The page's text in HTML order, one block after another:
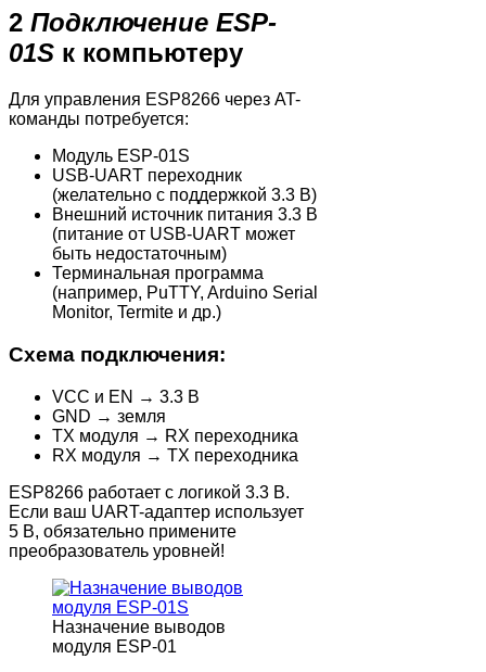
2 Подключение ESP-
01S к компьютеру
Для управления ESP8266 через AT-
команды потребуется:
Модуль ESP-01S
USB-UART переходник
(желательно с поддержкой 3.3 В)
Внешний источник питания 3.3 В
(питание от USB-UART может
быть недостаточным)
Терминальная программа
(например, PuTTY, Arduino Serial
Monitor, Termite и др.)
Схема подключения:
VCC и EN → 3.3 В
GND → земля
TX модуля → RX переходника
RX модуля → TX переходника
ESP8266 работает с логикой 3.3 В.
Если ваш UART-адаптер использует
5 В, обязательно примените
преобразователь уровней!
Назначение выводов
модуля ESP-01